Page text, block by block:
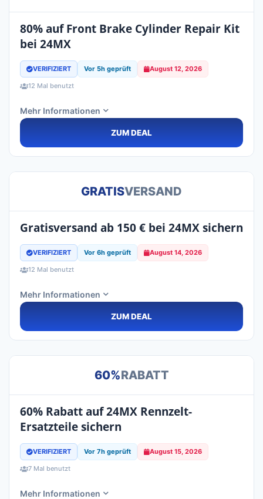
80% auf Front Brake Cylinder Repair Kit
bei 24MX
VERIFIZIERT Vor 5h geprüft August 12, 2026
12 Mal benutzt
Mehr Informationen
ZUM DEAL
GRATISVERSAND
Gratisversand ab 150 € bei 24MX sichern
VERIFIZIERT Vor 6h geprüft August 14, 2026
12 Mal benutzt
Mehr Informationen
ZUM DEAL
60%RABATT
60% Rabatt auf 24MX Rennzelt-
Ersatzteile sichern
VERIFIZIERT Vor 7h geprüft August 15, 2026
7 Mal benutzt
Mehr Informationen